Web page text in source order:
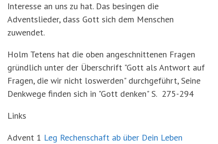
Interesse an uns zu hat. Das besingen die
Adventslieder, dass Gott sich dem Menschen
zuwendet.
Holm Tetens hat die oben angeschnittenen Fragen
gründlich unter der Überschrift "Gott als Antwort auf
Fragen, die wir nicht loswerden" durchgeführt, Seine
Denkwege finden sich in "Gott denken" S. 275-294
Links
Advent 1 Leg Rechenschaft ab über Dein Leben